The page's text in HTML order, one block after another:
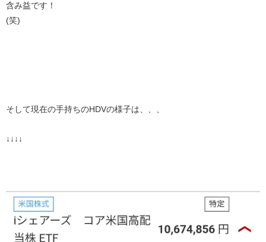
含み益です！
(笑)
そして現在の手持ちのHDVの様子は、、、
↓↓↓↓